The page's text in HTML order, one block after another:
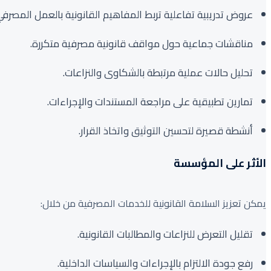
الدبلومات المهنية
عروض تدريبية تفاعلية تربط المفاهيم القانونية بالعمل
مناقشات جماعية حول مواقف قانونية مصرفية متكررة.
تحليل حالات عملية مرتبطة بالشكاوى والنزاعات.
تمارين تطبيقية على مراجعة المستندات والإجراءات.
أنشطة قصيرة لتحسين التوثيق واتخاذ القرار.
الأثر على المؤسسة
يمكن تعزيز السلامة القانونية للخدمات المصرفية من خلال:
تقليل التعرض للنزاعات والمطالبات القانونية.
رفع جودة الالتزام بالإجراءات والسياسات الداخلية.